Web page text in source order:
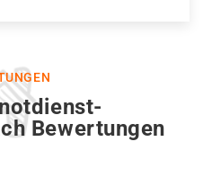
Bewertungen